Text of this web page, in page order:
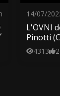
14/07/
L'OVNI
Pinotti
4313